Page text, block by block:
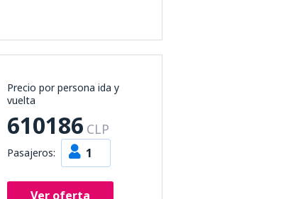
Precio por persona ida y
vuelta
610186 CLP
Pasajeros: 1
Ver oferta